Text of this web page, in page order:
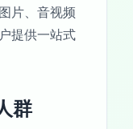
片、音视频
提供一站式
群